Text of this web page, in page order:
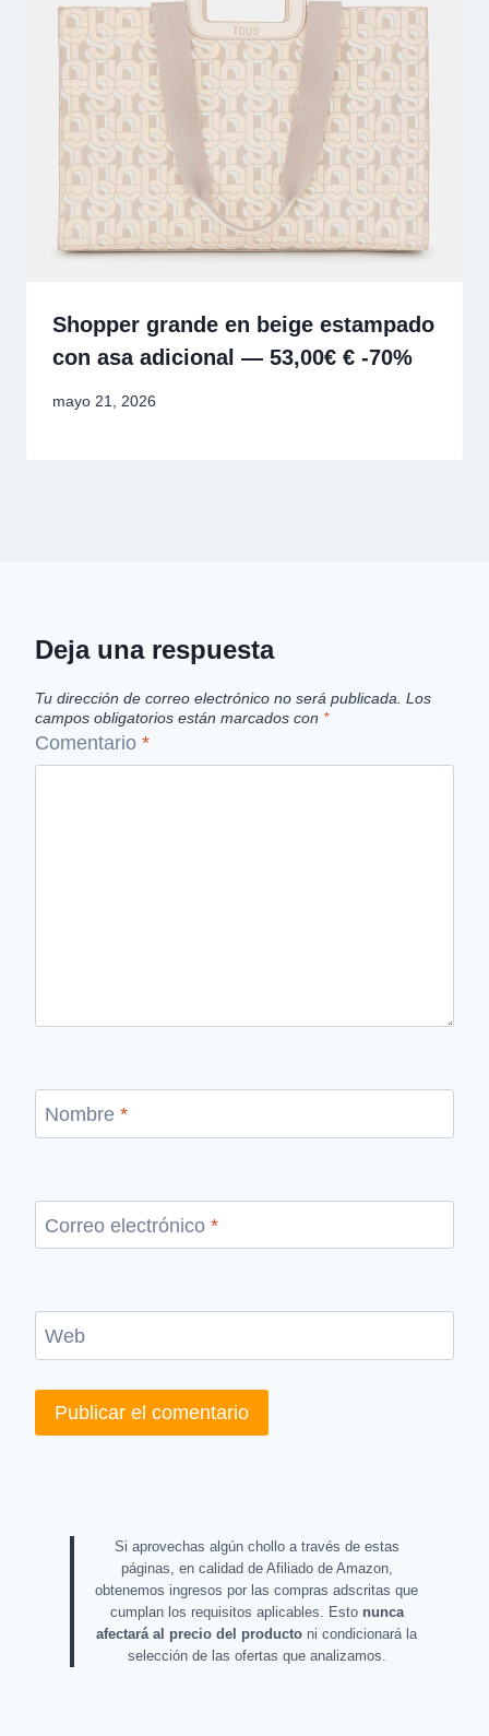
Shopper grande en beige estampado
con asa adicional — 53,00€ € -70%
mayo 21, 2026
Deja una respuesta
Tu dirección de correo electrónico no será publicada. Los
campos obligatorios están marcados con *
Comentario *
Nombre *
Correo electrónico *
Web
Si aprovechas algún chollo a través de estas
páginas, en calidad de Afiliado de Amazon,
obtenemos ingresos por las compras adscritas que
cumplan los requisitos aplicables. Esto nunca
afectará al precio del producto ni condicionará la
selección de las ofertas que analizamos.